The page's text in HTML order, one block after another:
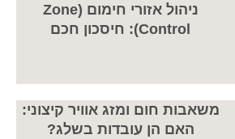
ניהול אזורי חימום (Zone
Control): חיסכון חכם
משאבות חום ומזג אוויר קיצוני:
האם הן עובדות בשלג?